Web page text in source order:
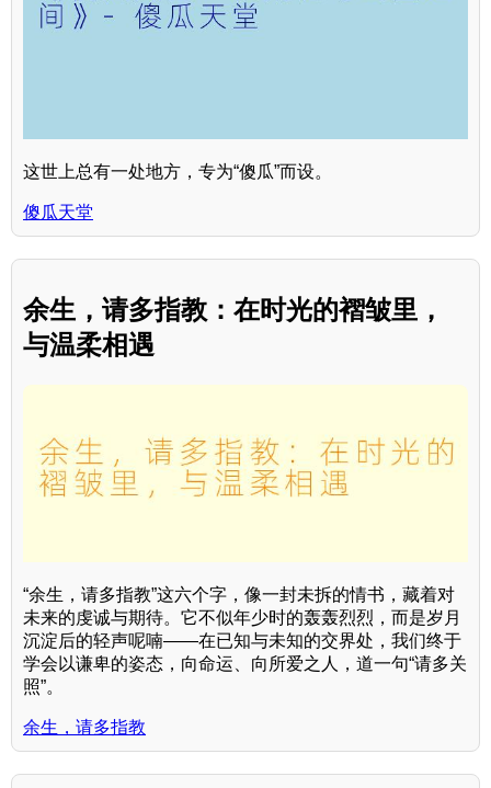
这世上总有一处地方，专为“傻瓜”而设。
傻瓜天堂
余生，请多指教：在时光的褶皱里，
与温柔相遇
“余生，请多指教”这六个字，像一封未拆的情书，藏着对
未来的虔诚与期待。它不似年少时的轰轰烈烈，而是岁月
沉淀后的轻声呢喃——在已知与未知的交界处，我们终于
学会以谦卑的姿态，向命运、向所爱之人，道一句“请多关
照”。
余生，请多指教